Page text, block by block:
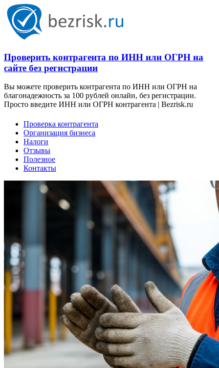
Проверить контрагента по ИНН или ОГРН на
сайте без регистрации
Вы можете проверить контрагента по ИНН или ОГРН на
благонадежность за 100 рублей онлайн, без регистрации.
Просто введите ИНН или ОГРН контрагента | Bezrisk.ru
Проверка контрагента
Организация бизнеса
Налоги
Отзывы
Полезное
Контакты